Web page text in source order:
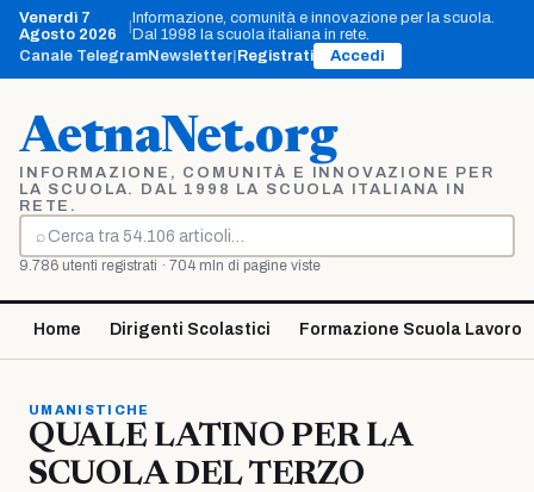
Vai
contenuto
Venerdì 7
Agosto 2026
Informazione, comunità e innovazione per la scuola.
Dal 1998 la scuola italiana in rete.
Canale TelegramNewsletter Registrati Accedi
AetnaNet.org
INFORMAZIONE, COMUNITÀ E INNOVAZIONE PER
LA SCUOLA. DAL 1998 LA SCUOLA ITALIANA IN
RETE.
⌕
Cerca
9.786 utenti registrati · 704 mln di pagine viste
Home Dirigenti Scolastici Formazione Scuola Lavoro
UMANISTICHE
QUALE LATINO PER LA
SCUOLA DEL TERZO